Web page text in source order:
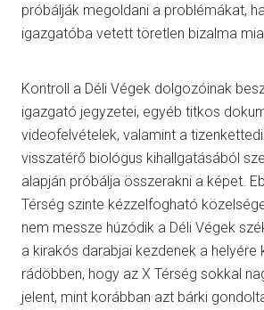
próbálják megoldani a problémákat,
igazgatóba vetett töretlen bizalma
Kontroll a Déli Végek dolgozóinak
igazgató jegyzetei, egyéb titkos
videofelvételek, valamint a
visszatérő biológus kihallgatásából
alapján próbálja összerakni a képet.
Térség szinte kézzelfogható
nem messze húzódik a Déli Végek
a kirakós darabjai kezdenek a helyére
rádöbben, hogy az X Térség sokkal
jelent, mint korábban azt bárki